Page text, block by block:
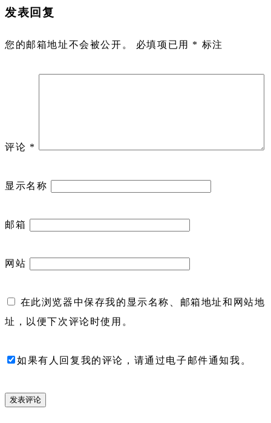
发表回复
您的邮箱地址不会被公开。 必填项已用 * 标注
评论 *
显示名称
邮箱
网站
在此浏览器中保存我的显示名称、邮箱地址和网站地
址，以便下次评论时使用。
如果有人回复我的评论，请通过电子邮件通知我。